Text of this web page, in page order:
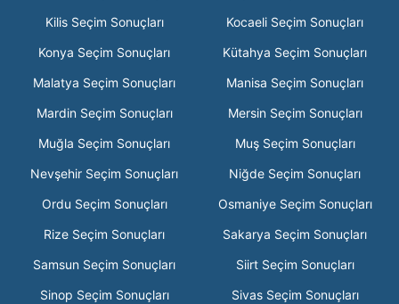
Kilis Seçim Sonuçları
Kocaeli Seçim Sonuçları
Konya Seçim Sonuçları
Kütahya Seçim Sonuçları
Malatya Seçim Sonuçları
Manisa Seçim Sonuçları
Mardin Seçim Sonuçları
Mersin Seçim Sonuçları
Muğla Seçim Sonuçları
Muş Seçim Sonuçları
Nevşehir Seçim Sonuçları
Niğde Seçim Sonuçları
Ordu Seçim Sonuçları
Osmaniye Seçim Sonuçları
Rize Seçim Sonuçları
Sakarya Seçim Sonuçları
Samsun Seçim Sonuçları
Siirt Seçim Sonuçları
Sinop Seçim Sonuçları
Sivas Seçim Sonuçları